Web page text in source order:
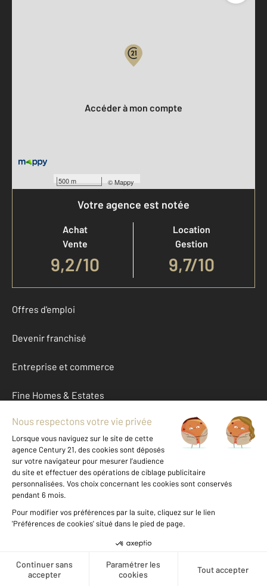
Créer une alerte
500 m ©Mappy
Accéder à mon compte
Votre agence est notée
Achat
Vente
9,2/10
Location
Gestion
9,7/10
Offres d'emploi
Devenir franchisé
Entreprise et commerce
Fine Homes & Estates
À propos
International
Nous contacter
Données personnelles
Gestionnaire des cookies